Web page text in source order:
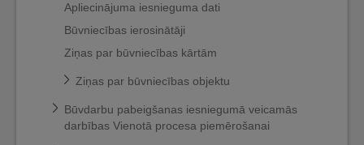
Apliecinājuma iesnieguma dati
Būvniecības ierosinātāji
Ziņas par būvniecības kārtām
Ziņas par būvniecības objektu
Būvdarbu pabeigšanas iesniegumā veicamās
darbības Vienotā procesa piemērošanai